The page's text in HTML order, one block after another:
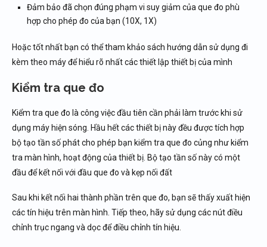
Đảm bảo đã chọn đúng phạm vi suy giảm của que đo phù
hợp cho phép đo của bạn (10X, 1X)
Hoặc tốt nhất bạn có thể tham khảo sách hướng dẫn sử dụng đi
kèm theo máy để hiểu rõ nhất các thiết lập thiết bị của mình
Kiểm tra que đo
Kiểm tra que đo là công việc đầu tiên cần phải làm trước khi sử
dụng máy hiện sóng. Hầu hết các thiết bị này đều được tích hợp
bộ tạo tần số phát cho phép bạn kiểm tra que đo củng như kiểm
tra màn hình, hoạt động của thiết bị. Bộ tạo tần số này có một
đầu để kết nối với đầu que đo và kẹp nối đất
Sau khi kết nối hai thành phần trên que đo, bạn sẽ thấy xuất hiện
các tín hiệu trên màn hình. Tiếp theo, hãy sử dụng các nút điều
chỉnh trục ngang và dọc để điều chỉnh tín hiệu.